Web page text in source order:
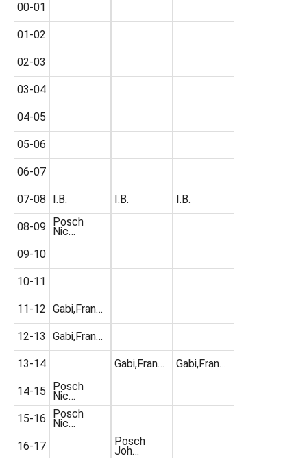
00-01
01-02
02-03
03-04
04-05
05-06
06-07
07-08
08-09
09-10
10-11
11-12
12-13
13-14
14-15
15-16
16-17
I.B.
Posch
Nic…
Gabi,Fran…
Gabi,Fran…
Posch
Nic…
Posch
Nic…
I.B.
Gabi,Fran…
Posch
Joh…
I.B.
Gabi,Fran…